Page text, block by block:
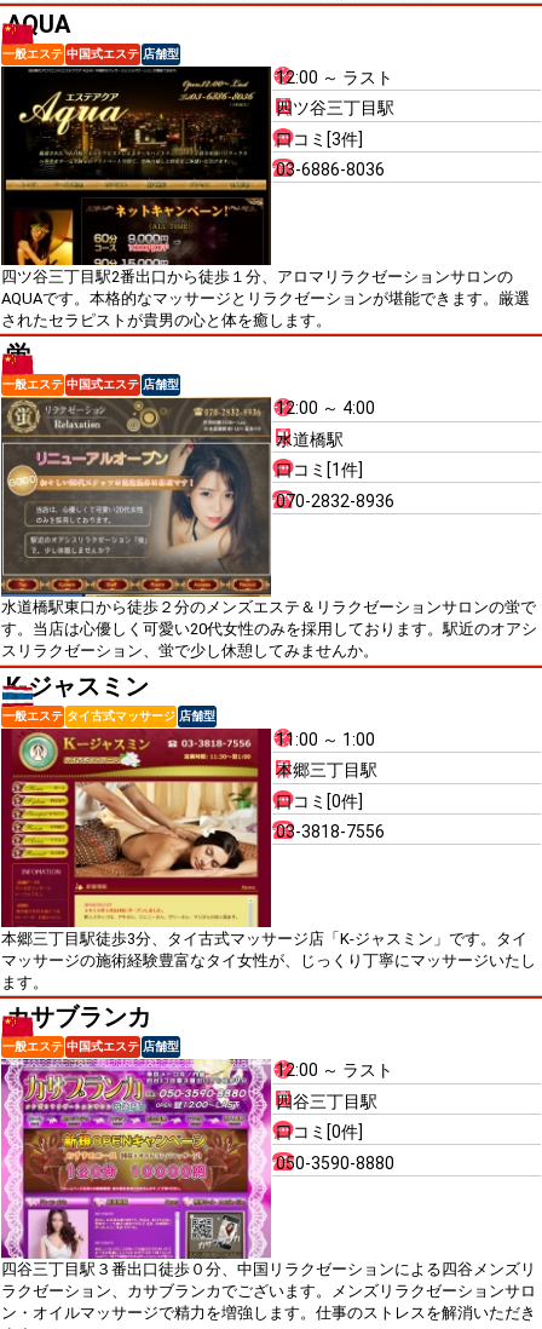
AQUA
一般エステ 中国式エステ 店舗型
12:00 ～ ラスト
四ツ谷三丁目駅
口コミ[3件]
03-6886-8036
四ツ谷三丁目駅2番出口から徒歩１分、アロマリラクゼーションサロンの
AQUAです。本格的なマッサージとリラクゼーションが堪能できます。厳選
されたセラピストが貴男の心と体を癒します。
蛍
一般エステ 中国式エステ 店舗型
12:00 ～ 4:00
水道橋駅
口コミ[1件]
070-2832-8936
水道橋駅東口から徒歩２分のメンズエステ＆リラクゼーションサロンの蛍で
す。当店は心優しく可愛い20代女性のみを採用しております。駅近のオアシ
スリラクゼーション、蛍で少し休憩してみませんか。
K-ジャスミン
一般エステ タイ古式マッサージ 店舗型
11:00 ～ 1:00
本郷三丁目駅
口コミ[0件]
03-3818-7556
本郷三丁目駅徒歩3分、タイ古式マッサージ店「K-ジャスミン」です。タイ
マッサージの施術経験豊富なタイ女性が、じっくり丁寧にマッサージいたし
ます。
カサブランカ
一般エステ 中国式エステ 店舗型
12:00 ～ ラスト
四谷三丁目駅
口コミ[0件]
050-3590-8880
四谷三丁目駅３番出口徒歩０分、中国リラクゼーションによる四谷メンズリ
ラクゼーション、カサブランカでございます。メンズリラクゼーションサロ
ン・オイルマッサージで精力を増強します。仕事のストレスを解消いただき